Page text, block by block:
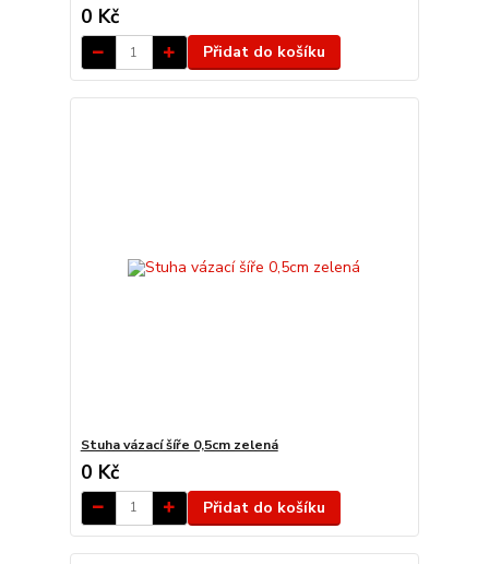
0 Kč
Přidat do košíku
Stuha vázací šíře 0,5cm zelená
0 Kč
Přidat do košíku